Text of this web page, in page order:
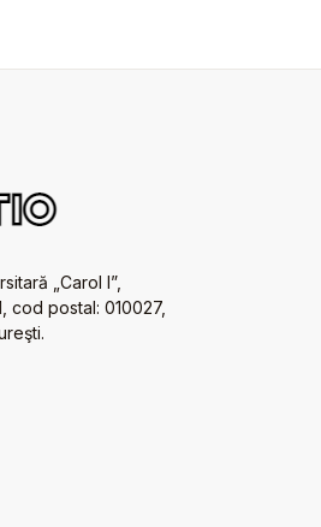
„Carol I”,
cod postal: 010027,